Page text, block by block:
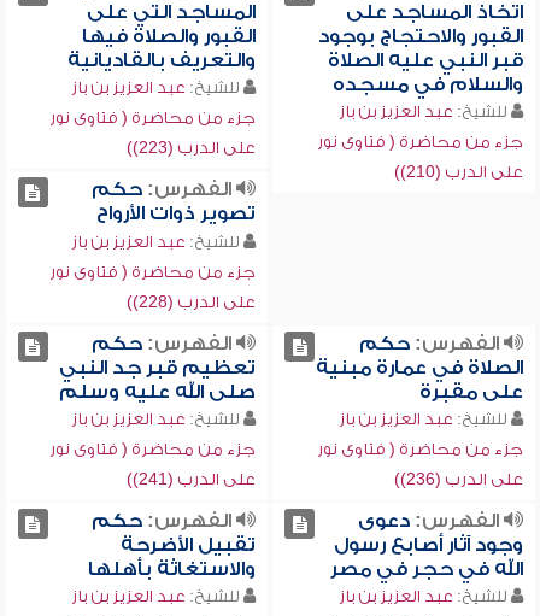
اتخاذ المساجد على
القبور والاحتجاج بوجود
قبر النبي عليه الصلاة
والسلام في مسجده
للشيخ: عبد العزيز بن باز
جزء من محاضرة ( فتاوى نور
على الدرب (210))
المساجد التي على
القبور والصلاة فيها
والتعريف بالقاديانية
للشيخ: عبد العزيز بن باز
جزء من محاضرة ( فتاوى نور
على الدرب (223))
الفهرس:حكم
تصوير ذوات الأرواح
للشيخ: عبد العزيز بن باز
جزء من محاضرة ( فتاوى نور
على الدرب (228))
الفهرس:حكم
الصلاة في عمارة مبنية
على مقبرة
للشيخ: عبد العزيز بن باز
جزء من محاضرة ( فتاوى نور
على الدرب (236))
الفهرس:حكم
تعظيم قبر جد النبي
صلى الله عليه وسلم
للشيخ: عبد العزيز بن باز
جزء من محاضرة ( فتاوى نور
على الدرب (241))
الفهرس:دعوى
وجود آثار أصابع رسول
الله في حجر في مصر
للشيخ: عبد العزيز بن باز
الفهرس:حكم
تقبيل الأضرحة
والاستغاثة بأهلها
للشيخ: عبد العزيز بن باز